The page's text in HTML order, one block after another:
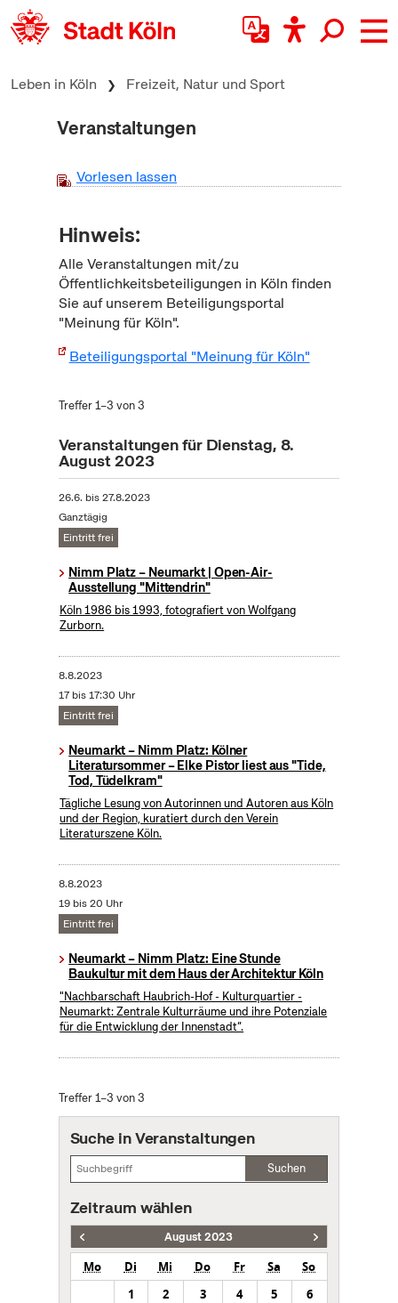
zum Inhalt springen
Leben in Köln Freizeit, Natur und Sport
Veranstaltungen
Vorlesen lassen
Hinweis:
Alle Veranstaltungen mit/zu
Öffentlichkeitsbeteiligungen in Köln finden
Sie auf unserem Beteiligungsportal
"Meinung für Köln".
Beteiligungsportal "Meinung für Köln"
Treffer 1–3 von 3
Veranstaltungen für Dienstag, 8.
August 2023
26.6. bis27.8.2023
Ganztägig
Eintritt frei
Nimm Platz – Neumarkt | Open-Air-
Ausstellung "Mittendrin"
Köln 1986 bis 1993, fotografiert von Wolfgang
Zurborn.
8.8.2023
17 bis 17:30 Uhr
Eintritt frei
Neumarkt – Nimm Platz: Kölner
Literatursommer – Elke Pistor liest aus "Tide,
Tod, Tüdelkram"
Tägliche Lesung von Autorinnen und Autoren aus Köln
und der Region, kuratiert durch den Verein
Literaturszene Köln.
8.8.2023
19 bis 20 Uhr
Eintritt frei
Neumarkt – Nimm Platz: Eine Stunde
Baukultur mit dem Haus der Architektur Köln
"Nachbarschaft Haubrich-Hof - Kulturquartier -
Neumarkt: Zentrale Kulturräume und ihre Potenziale
für die Entwicklung der Innenstadt“.
Treffer 1–3 von 3
Suche in Veranstaltungen
Suchen
Zeitraum wählen
August 2023
Mo Di Mi Do Fr Sa
So
1
2 3 4 5
6